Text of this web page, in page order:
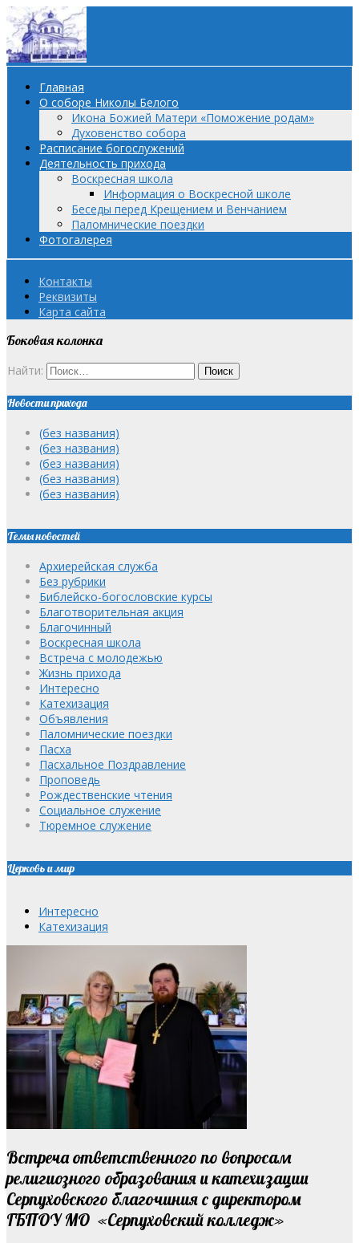
Главная
О соборе Николы Белого
Икона Божией Матери «Поможение родам»
Духовенство собора
Расписание богослужений
Деятельность прихода
Воскресная школа
Информация о Воскресной школе
Беседы перед Крещением и Венчанием
Паломнические поездки
Фотогалерея
Контакты
Реквизиты
Карта сайта
Боковая колонка
Найти:
Новости прихода
(без названия)
(без названия)
(без названия)
(без названия)
(без названия)
Темы новостей
Архиерейская служба
Без рубрики
Библейско-богословские курсы
Благотворительная акция
Благочинный
Воскресная школа
Встреча с молодежью
Жизнь прихода
Интересно
Катехизация
Объявления
Паломнические поездки
Пасха
Пасхальное Поздравление
Проповедь
Рождественские чтения
Социальное служение
Тюремное служение
Церковь и мир
Интересно
Катехизация
Встреча ответственного по вопросам
религиозного образования и катехизации
Серпуховского благочиния с директором
ГБПОУ МО «Серпуховский колледж»